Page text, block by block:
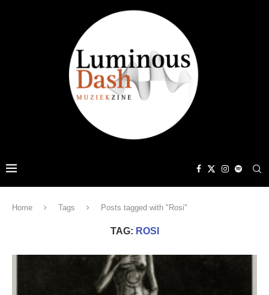
Home Tags Posts tagged with "Rosi"
TAG: ROSI